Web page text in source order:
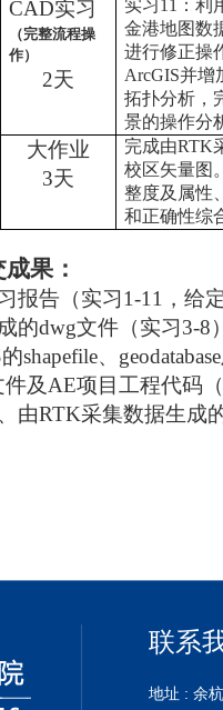
CAD实习
（完整流程操
作）
2天
实习11 ：利
金港地图数
进行修正操
ArcGIS并增
拓扑分析，
景的操作分
大作业
3天
完成由RTK
校区矢量图
整度及属性
和正确性综
果：
报告（实习1-11 ，给
的dwg文件（实习3-8
的shapefile、 geodatabase
及AE项目工程代码
由RTK采集数据生成
联系
地址 : 余